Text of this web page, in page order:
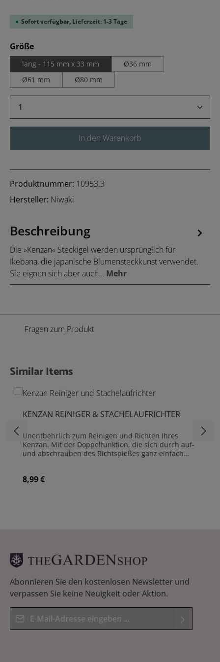
Sofort verfügbar, Lieferzeit: 1-3 Tage
Größeauswählen
lang - 115 mm x 33 mm
Ø36 mm
Ø61 mm
Ø80 mm
Produkt Anzahl: Gib den gewünschten
In den Warenkorb
Produktnummer: 10953.3
Hersteller: Niwaki
Beschreibung
Die »Kenzan« Steckigel werden ursprünglich für
Ikebana, die japanische Blumensteckkunst verwendet.
Sie eignen sich aber auch… Mehr
Fragen zum Produkt
Produktgalerie überspringen
Similar Items
KENZAN REINIGER & STACHELAUFRICHTER
Unentbehrlich zum Reinigen und Richten Ihres
Kenzan. Mit der Doppelfunktion, die sich durch auf-
und abschrauben des Richtspießes ganz einfach
richten. Inklusive einer kleinen japanischen Glocke.
Regulärer Preis:
8,99 €
Abonnieren Sie den kostenlosen Newsletter und
verpassen Sie keine Neuigkeit oder Aktion.
E-Mail-Adresse*